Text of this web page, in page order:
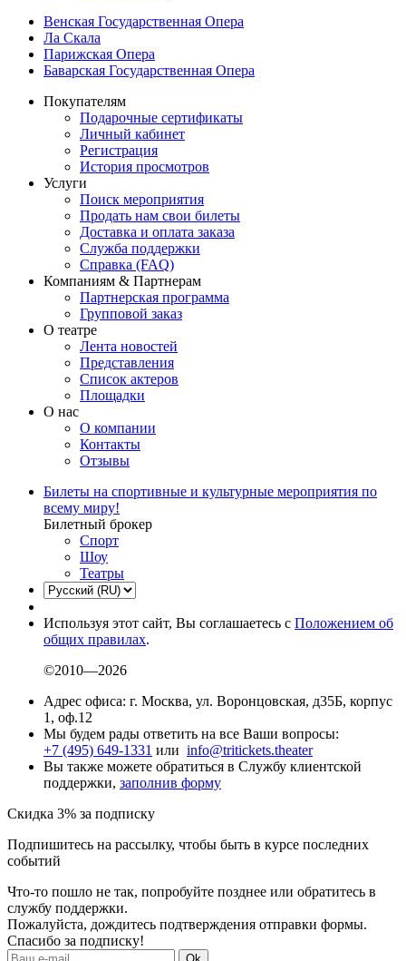
Венская Государственная Опера
Ла Скала
Парижская Опера
Баварская Государственная Опера
Покупателям
Подарочные сертификаты
Личный кабинет
Регистрация
История просмотров
Услуги
Поиск мероприятия
Продать нам свои билеты
Доставка и оплата заказа
Служба поддержки
Справка (FAQ)
Компаниям & Партнерам
Партнерская программа
Групповой заказ
О театре
Лента новостей
Представления
Список актеров
Площадки
О нас
О компании
Контакты
Отзывы
Билеты на спортивные и культурные мероприятия по
всему миру!
Билетный брокер
Спорт
Шоу
Театры
Используя этот сайт, Вы соглашаетесь с Положением об
общих правилах.
©2010—2026
Адрес офиса: г. Москва, ул. Воронцовская, д35Б, корпус
1, оф.12
Мы будем рады ответить на все Ваши вопросы:
+7 (495) 649-1331 или info@tritickets.theater
Вы также можете обратиться в Службу клиентской
поддержки, заполнив форму
Скидка 3% за подписку
Подпишитесь на рассылку, чтобы быть в курсе последних
событий
Что-то пошло не так, попробуйте позднее или обратитесь в
службу поддержки.
Пожалуйста, дождитесь подтверждения отправки формы.
Спасибо за подписку!